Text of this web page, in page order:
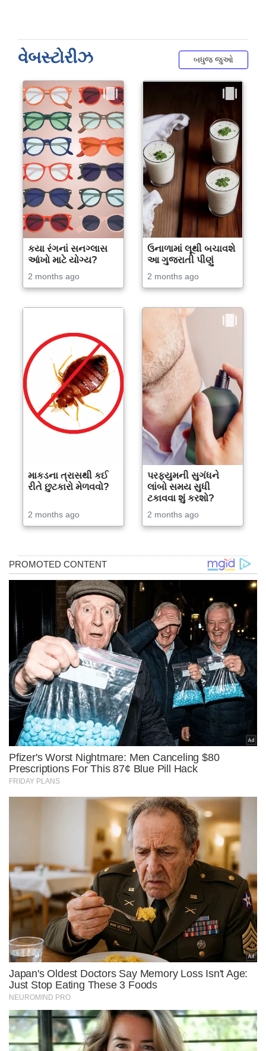
વેબસ્ટોરીઝ બધુજ જુઓ
કયા રંગનાં સનગ્લાસ
આંખો માટે યોગ્ય?
2 months ago
ઉનાળામાં લૂથી બચાવશે
આ ગુજરાતી પીણું
2 months ago
માકડના ત્રાસથી કઈ
રીતે છુટકારો મેળવવો?
2 months ago
પરફ્યુમની સુગંધને
લાંબો સમય સુધી
ટકાવવા શું કરશો?
2 months ago